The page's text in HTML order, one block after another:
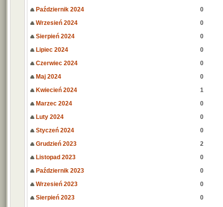
Październik 2024
0
Wrzesień 2024
0
Sierpień 2024
0
Lipiec 2024
0
Czerwiec 2024
0
Maj 2024
0
Kwiecień 2024
1
Marzec 2024
0
Luty 2024
0
Styczeń 2024
0
Grudzień 2023
2
Listopad 2023
0
Październik 2023
0
Wrzesień 2023
0
Sierpień 2023
0